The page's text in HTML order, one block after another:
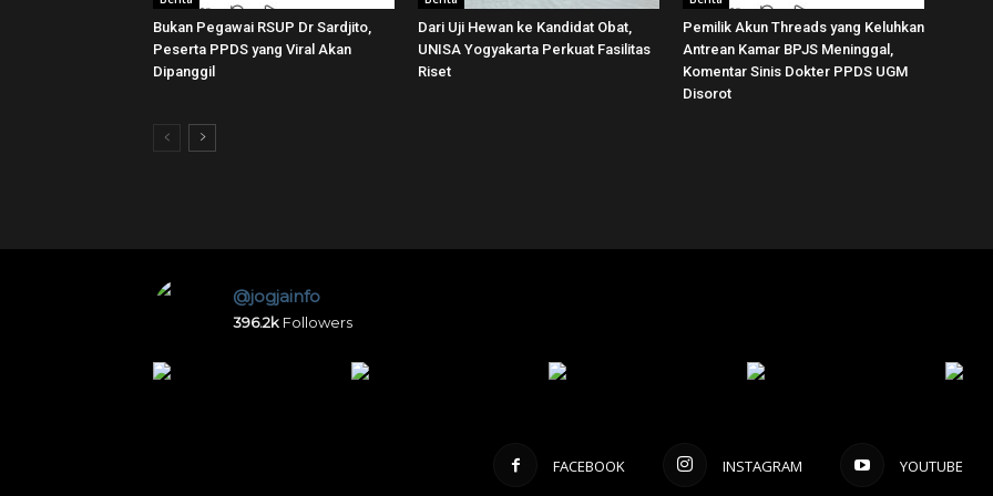
Bukan Pegawai RSUP Dr Sardjito,
Peserta PPDS yang Viral Akan
Dipanggil
Dari Uji Hewan ke Kandidat Obat,
UNISA Yogyakarta Perkuat Fasilitas
Riset
Pemilik Akun Threads yang Keluhkan
Antrean Kamar BPJS Meninggal,
Komentar Sinis Dokter PPDS UGM
Disorot
@jogjainfo
396.2k Followers
FACEBOOK INSTAGRAM YOUTUBE